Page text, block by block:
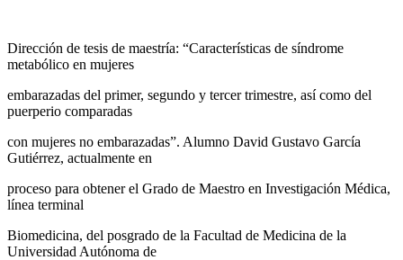
Dirección de tesis de maestría: “Características de síndrome
metabólico en mujeres
embarazadas del primer, segundo y tercer trimestre, así como del
puerperio comparadas
con mujeres no embarazadas”. Alumno David Gustavo García
Gutiérrez, actualmente en
proceso para obtener el Grado de Maestro en Investigación Médica,
línea terminal
Biomedicina, del posgrado de la Facultad de Medicina de la
Universidad Autónoma de